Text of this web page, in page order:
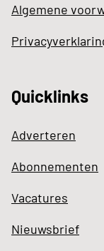
Algemene
Quicklinks
Adverteren
Abonnementen
Vacatures
Nieuwsbrief